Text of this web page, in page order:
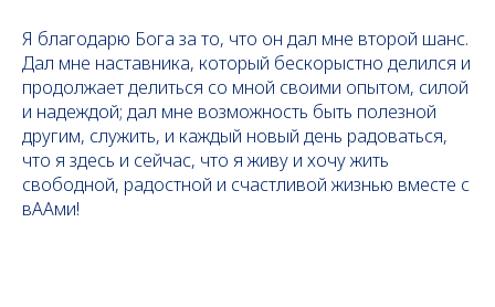
Я благодарю Бога за то, что он дал мне второй шанс.
Дал мне наставника, который бескорыстно делился и
продолжает делиться со мной своими опытом, силой
и надеждой; дал мне возможность быть полезной
другим, служить, и каждый новый день радоваться,
что я здесь и сейчас, что я живу и хочу жить
свободной, радостной и счастливой жизнью вместе с
вААми!